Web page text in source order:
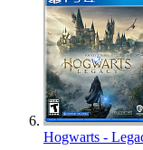
Hogwarts -